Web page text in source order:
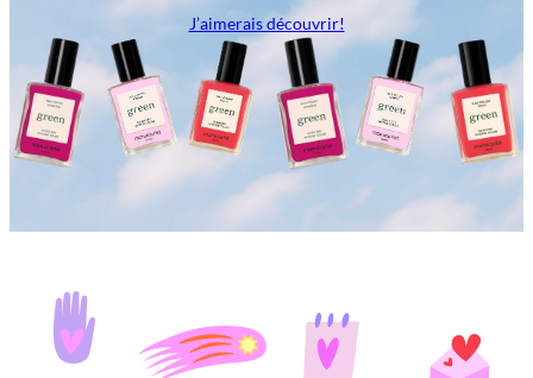
J’aimerais découvrir!